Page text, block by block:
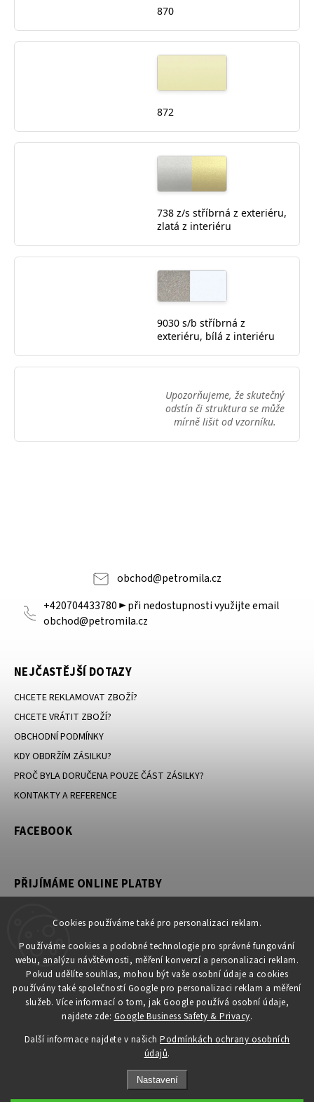
Cookies používáme také pro personalizaci reklam.
Používáme cookies a podobné technologie pro správné fungování
webu, analýzu návštěvnosti, měření konverzí a personalizaci reklam.
Pokud udělíte souhlas, mohou být vaše osobní údaje a cookies
používány také společností Google pro personalizaci reklam a měření
služeb. Více informací o tom, jak Google používá osobní údaje,
najdete zde: Google Business Safety & Privacy.
Další informace najdete v našich Podmínkách ochrany osobních
údajů.
Nastavení
870
872
738 z/s stříbrná z exteriéru,
zlatá z interiéru
9030 s/b stříbrná z
exteriéru, bílá z interiéru
Upozorňujeme, že skutečný
odstín či struktura se může
mírně lišit od vzorníku.
obchod@petromila.cz
+420704433780 ► při nedostupnosti využijte email
obchod@petromila.cz
NEJČASTĚJŠÍ DOTAZY
CHCETE REKLAMOVAT ZBOŽÍ?
CHCETE VRÁTIT ZBOŽÍ?
OBCHODNÍ PODMÍNKY
KDY OBDRŽÍM ZÁSILKU?
PROČ BYLA DORUČENA POUZE ČÁST ZÁSILKY?
KONTAKTY A REFERENCE
FACEBOOK
PŘIJÍMÁME ONLINE PLATBY
KONTAKT
obchod@ petromila.cz
+420704433780 ► při nedostupnosti využijte email
obchod@petromila.cz